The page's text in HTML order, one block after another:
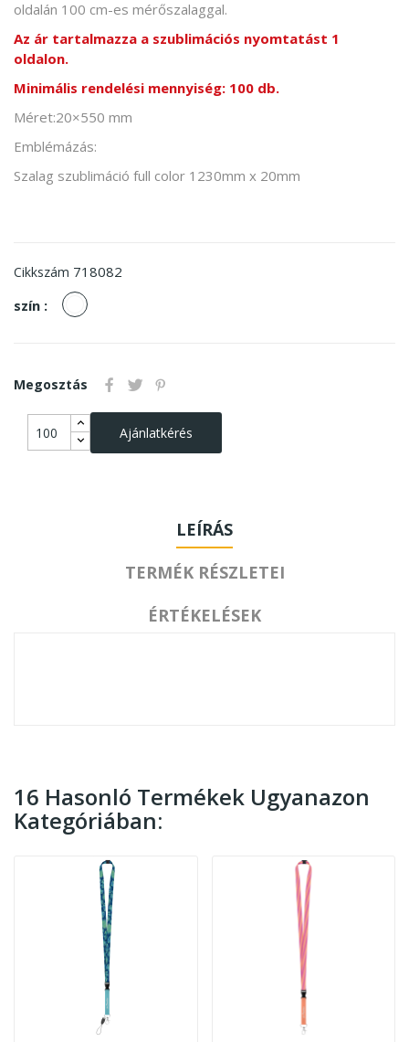
oldalán 100 cm-es mérőszalaggal.
Az ár tartalmazza a szublimációs nyomtatást 1
oldalon.
Minimális rendelési mennyiség: 100 db.
Méret:20×550 mm
Emblémázás:
Szalag szublimáció full color 1230mm x 20mm
Cikkszám 718082
szín :
fehér
Megosztás
Ajánlatkérés
LEÍRÁS
TERMÉK RÉSZLETEI
ÉRTÉKELÉSEK
16 Hasonló Termékek Ugyanazon
Kategóriában: